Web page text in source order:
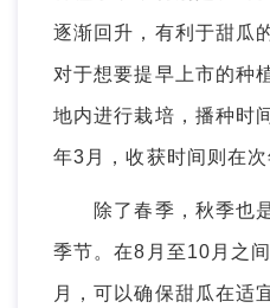
逐渐回升，有利于甜瓜
对于想要提早上市的种
地内进行栽培，播种时
年3月，收获时间则在次
除了春季，秋季也是
季节。在8月至10月之
月，可以确保甜瓜在适